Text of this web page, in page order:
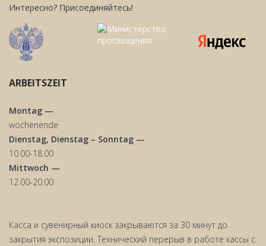
Интересно? Присоединяйтесь!
ARBEITSZEIT
Montag —
wochenende
Dienstag, Dienstag – Sonntag —
10.00-18.00
Mittwoch —
12.00-20.00
Касса и сувенирный киоск закрываются за 30 минут до
закрытия экспозиции. Технический перерыв в работе кассы с